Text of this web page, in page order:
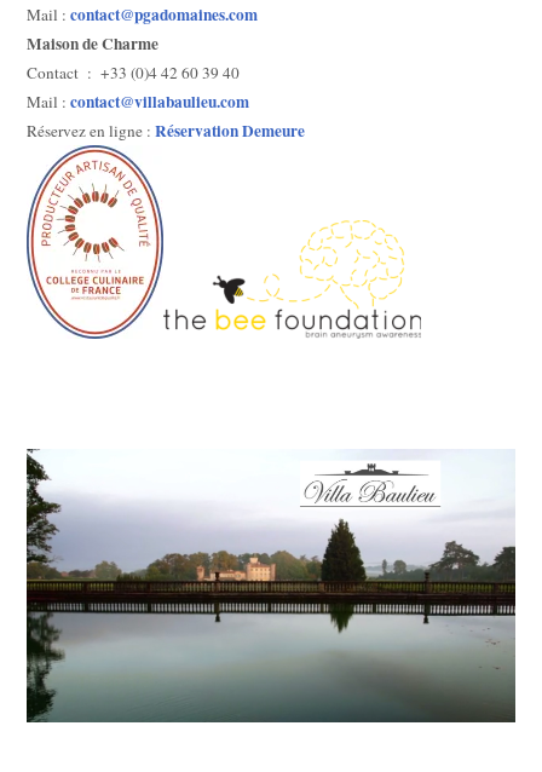
Mail :contact@pgadomaines.com
Maison de Charme
Contact : +33 (0)4 42 60 39 40
Mail : contact@villabaulieu.com
Réservez en ligne :Réservation Demeure